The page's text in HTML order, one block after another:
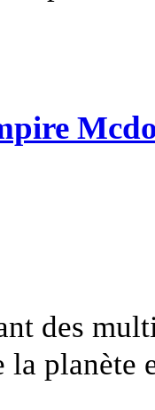
des
la planète